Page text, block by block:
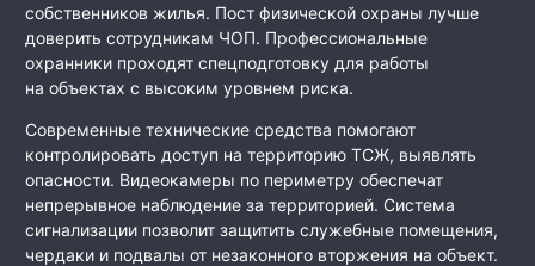
собственников жилья. Пост физической охраны лучше
доверить сотрудникам ЧОП. Профессиональные
охранники проходят спецподготовку для работы
на объектах с высоким уровнем риска.
Современные технические средства помогают
контролировать доступ на территорию ТСЖ, выявлять
опасности. Видеокамеры по периметру обеспечат
непрерывное наблюдение за территорией. Система
сигнализации позволит защитить служебные помещения,
чердаки и подвалы от незаконного вторжения на объект.